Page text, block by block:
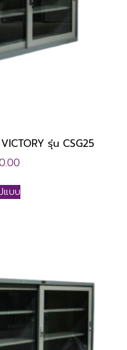
รุ่น CSG25
แบบ